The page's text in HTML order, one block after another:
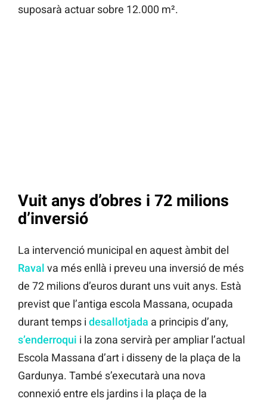
suposarà actuar sobre 12.000 m².
Vuit anys d’obres i 72 milions
d’inversió
La intervenció municipal en aquest àmbit del
Raval va més enllà i preveu una inversió de més
de 72 milions d’euros durant uns vuit anys. Està
previst que l’antiga escola Massana, ocupada
durant temps i desallotjada a principis d’any,
s’enderroqui i la zona servirà per ampliar l’actual
Escola Massana d’art i disseny de la plaça de la
Gardunya. També s’executarà una nova
connexió entre els jardins i la plaça de la